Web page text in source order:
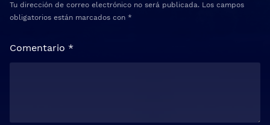
Tu dirección de correo electrónico no será publicada. Los campos
obligatorios están marcados con *
Comentario *